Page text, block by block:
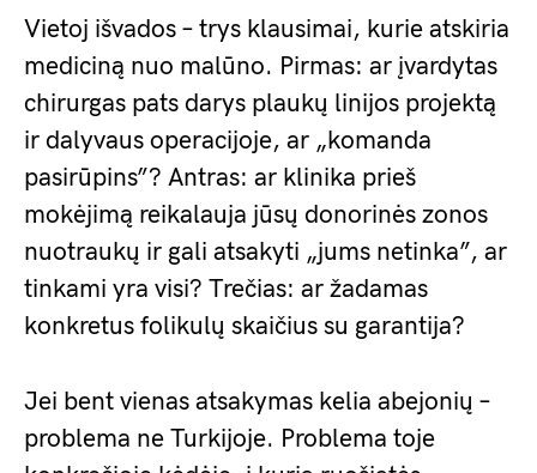
Vietoj išvados – trys klausimai, kurie atskiria
mediciną nuo malūno. Pirmas: ar įvardytas
chirurgas pats darys plaukų linijos projektą
ir dalyvaus operacijoje, ar „komanda
pasirūpins”? Antras: ar klinika prieš
mokėjimą reikalauja jūsų donorinės zonos
nuotraukų ir gali atsakyti „jums netinka”, ar
tinkami yra visi? Trečias: ar žadamas
konkretus folikulų skaičius su garantija?
Jei bent vienas atsakymas kelia abejonių –
problema ne Turkijoje. Problema toje